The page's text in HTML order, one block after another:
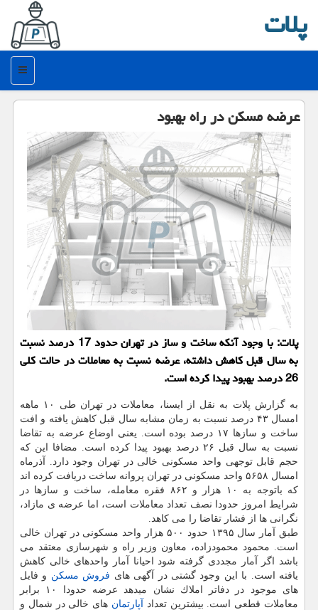
پلات
منو
عرضه مسكن در راه بهبود
پلات: با وجود آنكه ساخت و ساز در تهران حدود 17 درصد نسبت
به سال قبل كاهش داشته، عرضه نسبت به معاملات در حالت كلی
26 درصد بهبود پیدا كرده است.
به گزارش پلات به نقل از ایسنا، معاملات در تهران طی ۱۰ ماهه
امسال ۴۳ درصد نسبت به زمان مشابه سال قبل كاهش یافته و افت
ساخت و سازها ۱۷ درصد بوده است. یعنی اوضاع عرضه به تقاضا
نسبت به سال قبل ۲۶ درصد بهبود پیدا كرده است. مضافا این كه
حجم قابل توجهی واحد مسكونی خالی در تهران وجود دارد. آذرماه
امسال ۵۶۵۸ واحد مسكونی در تهران پروانه ساخت دریافت كرده اند
كه باتوجه به ۱۰ هزار و ۸۶۲ فقره معامله، ساخت و سازها در
شرایط امروز حدودا نصف تعداد معاملات است، اما عرضه ی مازاد،
نگرانی ها از فشار تقاضا را می كاهد.
طبق آمار سال ۱۳۹۵ حدود ۵۰۰ هزار واحد مسكونی در تهران خالی
است. محمود محمودزاده، معاون وزیر راه و شهرسازی معتقد می
باشد اگر آمار مجددی گرفته شود احیانا آمار واحدهای خالی كاهش
یافته است. با این وجود گشتی در آگهی های فروش مسكن و فایل
های موجود در دفاتر املاك نشان میدهد عرضه حدودا ۱۰ برابر
معاملات قطعی است. بیشترین تعداد
آپارتمان های خالی در شمال و